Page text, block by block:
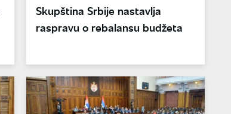
Skupština Srbije nastavlja
raspravu o rebalansu budžeta